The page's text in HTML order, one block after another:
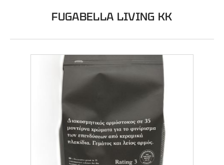
FUGABELLA LIVING KK